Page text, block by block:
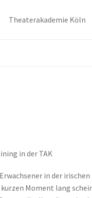
Theaterakademie Köln
in der TAK
in der
Moment lang